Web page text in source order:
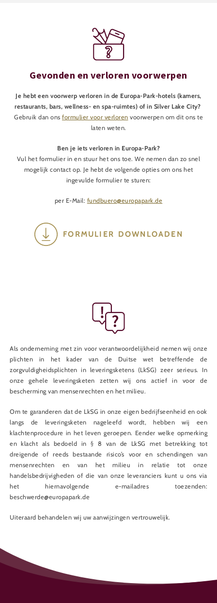
Gevonden en verloren voorwerpen
Je hebt een voorwerp verloren in de Europa-Park-hotels (kamers,
restaurants, bars, wellness- en spa-ruimtes) of in Silver Lake City?
Gebruik dan ons formulier voor verloren voorwerpen om dit ons te
laten weten.
Ben je iets verloren in Europa-Park?
Vul het formulier in en stuur het ons toe. We nemen dan zo snel
mogelijk contact op. Je hebt de volgende opties om ons het
ingevulde formulier te sturen:
per E-Mail: fundbuero@europapark.de
FORMULIER DOWNLOADEN
Als onderneming met zin voor verantwoordelijkheid nemen wij onze
plichten in het kader van de Duitse wet betreffende de
zorgvuldigheidsplichten in leveringsketens (LkSG) zeer serieus. In
onze gehele leveringsketen zetten wij ons actief in voor de
bescherming van mensenrechten en het milieu.
Om te garanderen dat de LkSG in onze eigen bedrijfseenheid en ook
langs de leveringsketen nageleefd wordt, hebben wij een
klachtenprocedure in het leven geroepen. Eender welke opmerking
en klacht als bedoeld in § 8 van de LkSG met betrekking tot
dreigende of reeds bestaande risico’s voor en schendingen van
mensenrechten en van het milieu in relatie tot onze
handelsbedrijvigheden of die van onze leveranciers kunt u ons via
het hiernavolgende e-mailadres toezenden:
beschwerde@europapark.de
Uiteraard behandelen wij uw aanwijzingen vertrouwelijk.